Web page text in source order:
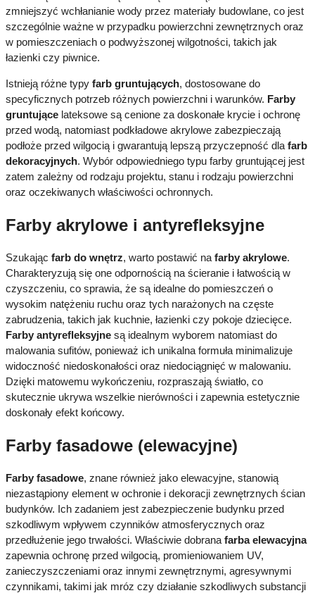
zmniejszyć wchłanianie wody przez materiały budowlane, co jest
szczególnie ważne w przypadku powierzchni zewnętrznych oraz
w pomieszczeniach o podwyższonej wilgotności, takich jak
łazienki czy piwnice.
Istnieją różne typy farb gruntujących, dostosowane do
specyficznych potrzeb różnych powierzchni i warunków. Farby
gruntujące lateksowe są cenione za doskonałe krycie i ochronę
przed wodą, natomiast podkładowe akrylowe zabezpieczają
podłoże przed wilgocią i gwarantują lepszą przyczepność dla farb
dekoracyjnych. Wybór odpowiedniego typu farby gruntującej jest
zatem zależny od rodzaju projektu, stanu i rodzaju powierzchni
oraz oczekiwanych właściwości ochronnych.
Farby akrylowe i antyrefleksyjne
Szukając farb do wnętrz, warto postawić na farby akrylowe.
Charakteryzują się one odpornością na ścieranie i łatwością w
czyszczeniu, co sprawia, że są idealne do pomieszczeń o
wysokim natężeniu ruchu oraz tych narażonych na częste
zabrudzenia, takich jak kuchnie, łazienki czy pokoje dziecięce.
Farby antyrefleksyjne są idealnym wyborem natomiast do
malowania sufitów, ponieważ ich unikalna formuła minimalizuje
widoczność niedoskonałości oraz niedociągnięć w malowaniu.
Dzięki matowemu wykończeniu, rozpraszają światło, co
skutecznie ukrywa wszelkie nierówności i zapewnia estetycznie
doskonały efekt końcowy.
Farby fasadowe (elewacyjne)
Farby fasadowe, znane również jako elewacyjne, stanowią
niezastąpiony element w ochronie i dekoracji zewnętrznych ścian
budynków. Ich zadaniem jest zabezpieczenie budynku przed
szkodliwym wpływem czynników atmosferycznych oraz
przedłużenie jego trwałości. Właściwie dobrana farba elewacyjna
zapewnia ochronę przed wilgocią, promieniowaniem UV,
zanieczyszczeniami oraz innymi zewnętrznymi, agresywnymi
czynnikami, takimi jak mróz czy działanie szkodliwych substancji